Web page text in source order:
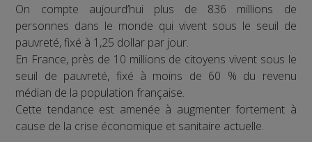
On compte aujourd’hui plus de 836 millions de
personnes dans le monde qui vivent sous le seuil de
pauvreté, fixé à 1,25 dollar par jour.
En France, près de 10 millions de citoyens vivent sous le
seuil de pauvreté, fixé à moins de 60 % du revenu
médian de la population française.
Cette tendance est amenée à augmenter fortement à
cause de la crise économique et sanitaire actuelle.